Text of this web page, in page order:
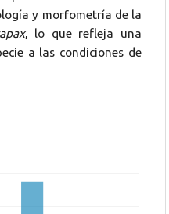
y morfometría de la
, lo que refleja una
a las condiciones de